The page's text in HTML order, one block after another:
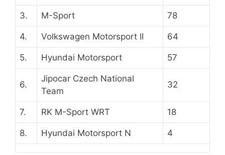
3. M-Sport 78
4. Volkswagen Motorsport II 64
5. Hyundai Motorsport 57
6.
Jipocar Czech National
Team
32
7. RK M-Sport WRT 18
8. Hyundai Motorsport N 4